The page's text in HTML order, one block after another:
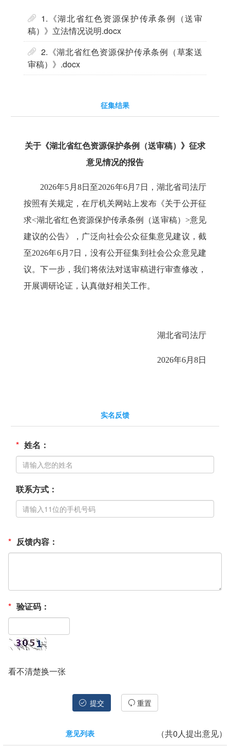
1.《湖北省红色资源保护传承条例（送审
稿）》立法情况说明.docx
2.《湖北省红色资源保护传承条例（草案送
审稿）》.docx
征集结果
关于《湖北省红色资源保护条例（送审稿）》征求
意见情况的报告
2026年5 月 8日至2026年6月 7 日， 湖北省司法厅
按照有关规定，在厅机关网站上发布《关于公开征
求<湖北省红色资源保护传承条例（送审稿）>意见
建议的公告》，广泛向社会公众征集意见建议，截
至2026年6月7日，没有公开征集到社会公众意见建
议。下一步，我们将依法对送审稿进行审查修改，
开展调研论证，认真做好相关工作。
湖北省司法厅
2026年6月 8日
实名反馈
* 姓名：
联系方式：
* 反馈内容：
* 验证码：
看不清楚换一张
提交 重置
意见列表 （共0人提出意见）